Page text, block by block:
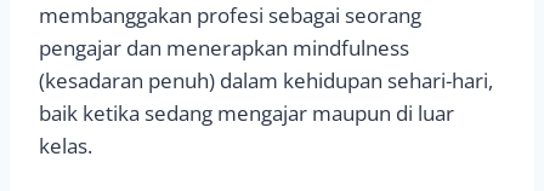
membanggakan profesi sebagai seorang
pengajar dan menerapkan mindfulness
(kesadaran penuh) dalam kehidupan sehari-hari,
baik ketika sedang mengajar maupun di luar
kelas.